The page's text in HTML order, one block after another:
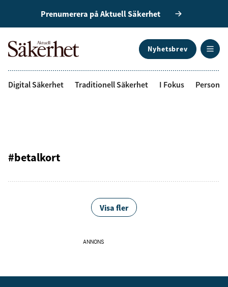
Prenumerera på Aktuell Säkerhet
Nyhetsbrev
Digital Säkerhet Traditionell Säkerhet I Fokus
#betalkort
Visa fler
ANNONS